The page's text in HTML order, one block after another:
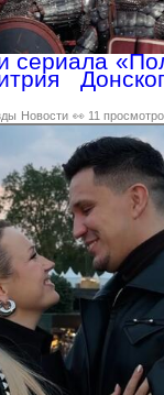
сериала
Новости 👀 11